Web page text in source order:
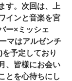
す。次回は、上
インと音楽を宮
ー×ミッシェ
マはアルゼンチ
を予定しており
、皆様にお会い
とを心待ちにし